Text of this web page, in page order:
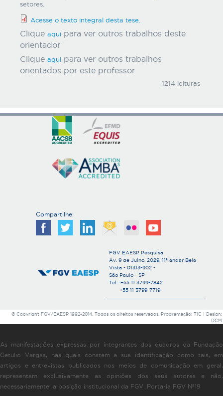
setores.
Acesse o texto integral desta tese.
Clique aqui para ver outros trabalhos deste
orientador
Clique aqui para ver outros trabalhos
orientados por este professor
1214 leituras
Compartilhe:
FGV EAESP Pesquisa
Av. 9 de Julho, 2029, 11º andar Bela
Vista - 01313-902 -
São Paulo - SP
Tel.: +55 11 3799-7842
+55 11 3799-7719
© Copyright FGV/EAESP 1992-2014. Todos os direitos reservados. Programação: TIC | Design:
DCM
As manifestações expressas por integrantes dos quadros da Fundação
Getulio Vargas, nas quais constem a sua identificação como tais, em
artigos e entrevistas publicados nos meios de comunicação em geral,
representam exclusivamente as opiniões dos seus autores e não,
necessariamente, a posição institucional da FGV. Portaria FGV Nº19